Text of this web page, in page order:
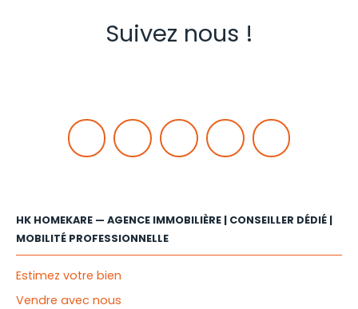
Suivez nous !
HK HOMEKARE — AGENCE IMMOBILIÈRE | CONSEILLER DÉDIÉ |
MOBILITÉ PROFESSIONNELLE
Estimez votre bien
Vendre avec nous